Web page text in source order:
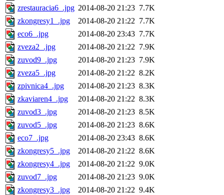
zrestauracia6_.jpg 2014-08-20 21:23 7.7K
zkongresy1_.jpg
2014-08-20 21:22 7.7K
eco6_.jpg
2014-08-20 23:43 7.7K
zveza2_.jpg
2014-08-20 21:22 7.9K
zuvod9_.jpg
2014-08-20 21:23 7.9K
zveza5_.jpg
2014-08-20 21:22 8.2K
zpivnica4_.jpg
2014-08-20 21:23 8.3K
zkaviaren4_.jpg
2014-08-20 21:22 8.3K
zuvod3_.jpg
2014-08-20 21:23 8.5K
zuvod5_.jpg
2014-08-20 21:23 8.6K
eco7_.jpg
2014-08-20 23:43 8.6K
zkongresy5_.jpg
2014-08-20 21:22 8.6K
zkongresy4_.jpg
2014-08-20 21:22 9.0K
zuvod7_.jpg
2014-08-20 21:23 9.0K
zkongresy3_.jpg
2014-08-20 21:22 9.4K